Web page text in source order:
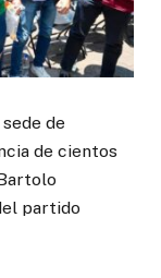
de
de cientos
partido